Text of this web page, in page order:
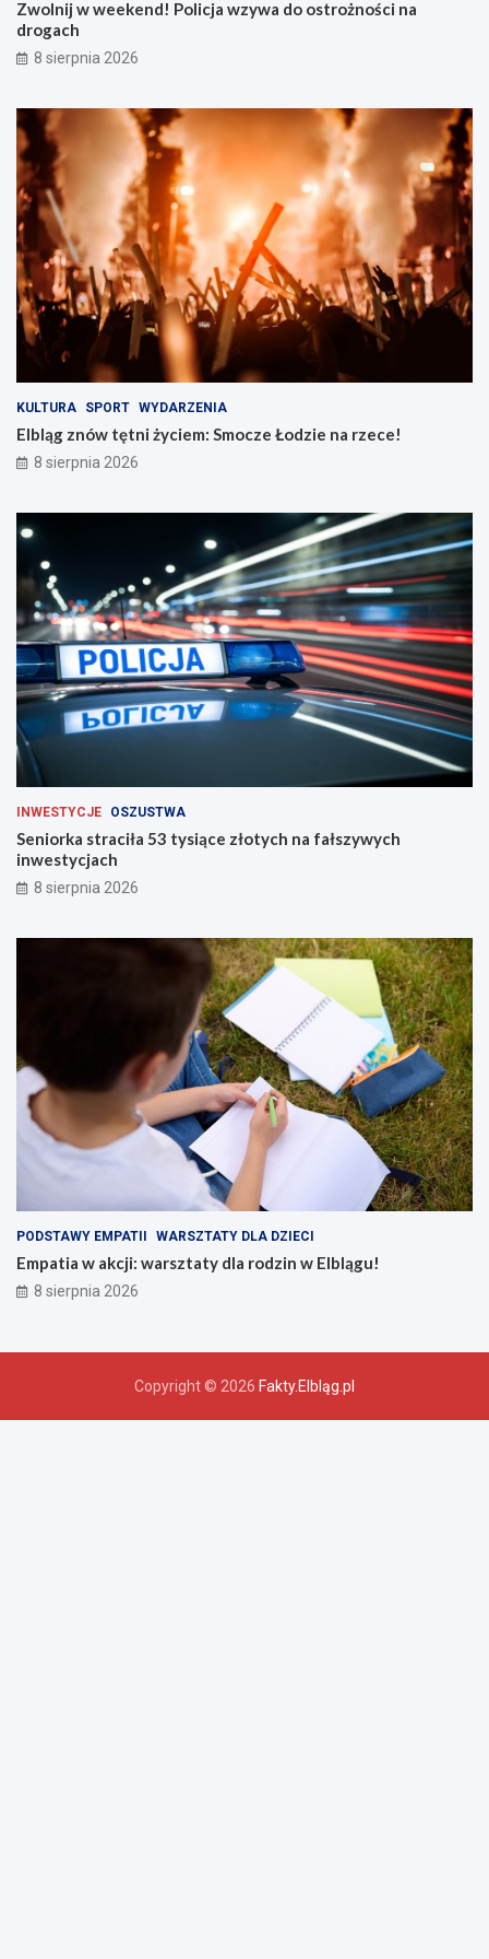
a
w
z
y
a
d
o
o
s
t
r
o
ż
n
o
i
n
d
r
a
c
S
m
o
c
e
Ł
o
d
z
i
e
n
a
r
z
e
e
!
Zwolnij w weekend! Policja wzywa do ostrożności na
drogach
8 sierpnia 2026
KULTURA SPORT WYDARZENIA
Elbląg znów tętni życiem: Smocze Łodzie na rzece!
8 sierpnia 2026
INWESTYCJE OSZUSTWA
Seniorka straciła 53 tysiące złotych na fałszywych
inwestycjach
8 sierpnia 2026
PODSTAWY EMPATII WARSZTATY DLA DZIECI
Empatia w akcji: warsztaty dla rodzin w Elblągu!
8 sierpnia 2026
Copyright © 2026 Fakty.Elbląg.pl